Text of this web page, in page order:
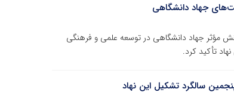
جهاد دانشگاهی
مؤثر جهاد دانشگاهی در توسعه علمی و فرهنگی
تأکید کرد.
سالگرد تشکیل این نهاد